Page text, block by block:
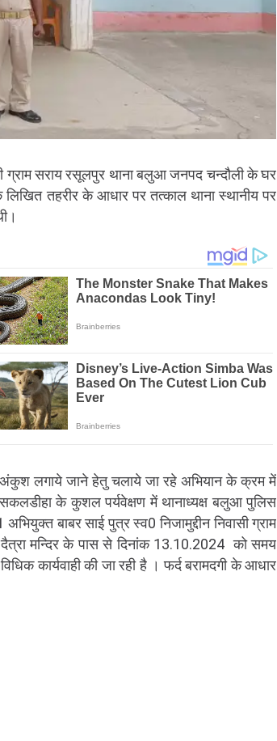
ग्राम सराय रसूलपुर थाना बलुआ जनपद चन्दौली के घर
तहरीर के आधार पर तत्काल थाना स्थानीय पर
अंकुश लगाये जाने हेतु चलाये जा रहे अभियान के क्रम में
सकलडीहा के कुशल पर्यवेक्षण में थानाध्यक्ष बलुआ पुलिस
बाबर साई पुत्र स्व0 निजामुद्दीन निवासी ग्राम
मन्दिर के पास से दिनांक 13.10.2024 को समय
कार्यवाही की जा रही है । फर्द बरामदगी के आधार